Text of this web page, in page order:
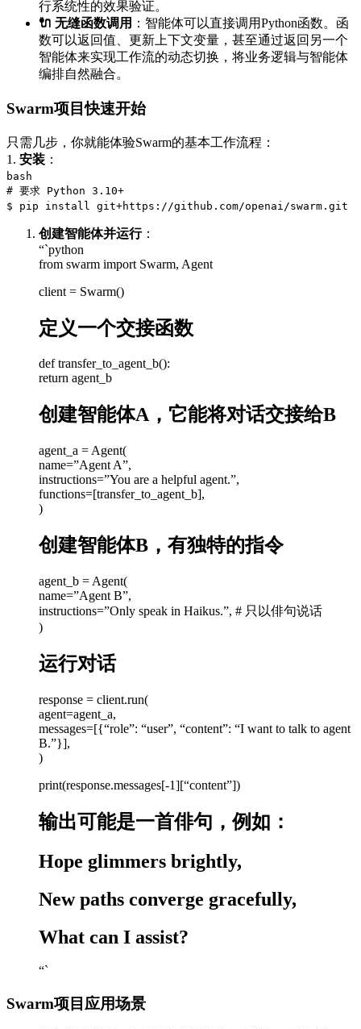
行系统性的效果验证。
🔌 无缝函数调用 ：智能体可以直接调用Python函数。函
数可以返回值、更新上下文变量，甚至通过返回另一个
智能体来实现工作流的动态切换，将业务逻辑与智能体
编排自然融合。
Swarm项目快速开始
只需几步，你就能体验Swarm的基本工作流程：
1. 安装 ：
bash
# 要求 Python 3.10+
$ pip install git+https://github.com/openai/swarm.git
创建智能体并运行：
“`python
from swarm import Swarm, Agent
client = Swarm()
定义一个交接函数
def transfer_to_agent_b():
return agent_b
创建智能体A，它能将对话交接给B
agent_a = Agent(
name=”Agent A”,
instructions=”You are a helpful agent.”,
functions=[transfer_to_agent_b],
)
创建智能体B，有独特的指令
agent_b = Agent(
name=”Agent B”,
instructions=”Only speak in Haikus.”, # 只以俳句说话
)
运行对话
response = client.run(
agent=agent_a,
messages=[{“role”: “user”, “content”: “I want to talk to agent
B.”}],
)
print(response.messages[-1][“content”])
输出可能是一首俳句，例如：
Hope glimmers brightly,
New paths converge gracefully,
What can I assist?
“`
Swarm项目应用场景